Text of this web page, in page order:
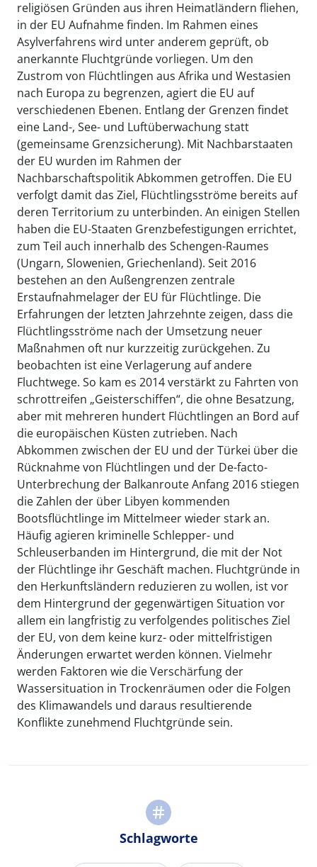
religiösen Gründen aus ihren Heimatländern fliehen,
in der EU Aufnahme finden. Im Rahmen eines
Asylverfahrens wird unter anderem geprüft, ob
anerkannte Fluchtgründe vorliegen. Um den
Zustrom von Flüchtlingen aus Afrika und Westasien
nach Europa zu begrenzen, agiert die EU auf
verschiedenen Ebenen. Entlang der Grenzen findet
eine Land-, See- und Luftüberwachung statt
(gemeinsame Grenzsicherung). Mit Nachbarstaaten
der EU wurden im Rahmen der
Nachbarschaftspolitik Abkommen getroffen. Die EU
verfolgt damit das Ziel, Flüchtlingsströme bereits auf
deren Territorium zu unterbinden. An einigen Stellen
haben die EU-Staaten Grenzbefestigungen errichtet,
zum Teil auch innerhalb des Schengen-Raumes
(Ungarn, Slowenien, Griechenland). Seit 2016
bestehen an den Außengrenzen zentrale
Erstaufnahmelager der EU für Flüchtlinge. Die
Erfahrungen der letzten Jahrzehnte zeigen, dass die
Flüchtlingsströme nach der Umsetzung neuer
Maßnahmen oft nur kurzzeitig zurückgehen. Zu
beobachten ist eine Verlagerung auf andere
Fluchtwege. So kam es 2014 verstärkt zu Fahrten von
schrottreifen „Geisterschiffen“, die ohne Besatzung,
aber mit mehreren hundert Flüchtlingen an Bord auf
die europäischen Küsten zutrieben. Nach
Abkommen zwischen der EU und der Türkei über die
Rücknahme von Flüchtlingen und der De-facto-
Unterbrechung der Balkanroute Anfang 2016 stiegen
die Zahlen der über Libyen kommenden
Bootsflüchtlinge im Mittelmeer wieder stark an.
Häufig agieren kriminelle Schlepper- und
Schleuserbanden im Hintergrund, die mit der Not
der Flüchtlinge ihr Geschäft machen. Fluchtgründe in
den Herkunftsländern reduzieren zu wollen, ist vor
dem Hintergrund der gegenwärtigen Situation vor
allem ein langfristig zu verfolgendes politisches Ziel
der EU, von dem keine kurz- oder mittelfristigen
Änderungen erwartet werden können. Vielmehr
werden Faktoren wie die Verschärfung der
Wassersituation in Trockenräumen oder die Folgen
des Klimawandels und daraus resultierende
Konflikte zunehmend Fluchtgründe sein.
Schlagworte